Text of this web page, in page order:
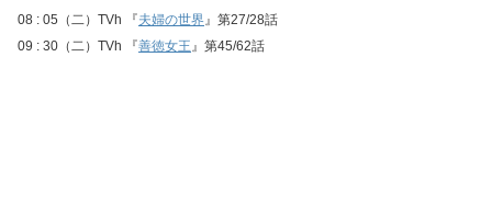
08 : 05（二）TVh 『夫婦の世界』第27/28話
09 : 30（二）TVh 『善徳女王』第45/62話